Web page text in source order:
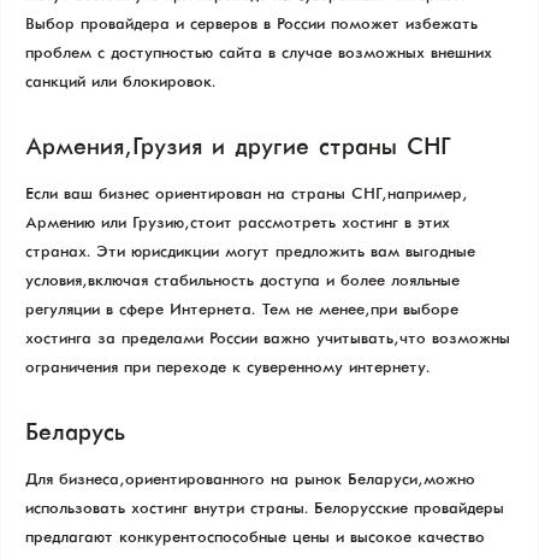
Выбор провайдера и серверов в России поможет избежать
проблем с доступностью сайта в случае возможных внешних
санкций или блокировок.
Армения, Грузия и другие страны СНГ
Если ваш бизнес ориентирован на страны СНГ, например,
Армению или Грузию, стоит рассмотреть хостинг в этих
странах. Эти юрисдикции могут предложить вам выгодные
условия, включая стабильность доступа и более лояльные
регуляции в сфере Интернета. Тем не менее, при выборе
хостинга за пределами России важно учитывать, что возможны
ограничения при переходе к суверенному интернету.
Беларусь
Для бизнеса, ориентированного на рынок Беларуси, можно
использовать хостинг внутри страны. Белорусские провайдеры
предлагают конкурентоспособные цены и высокое качество